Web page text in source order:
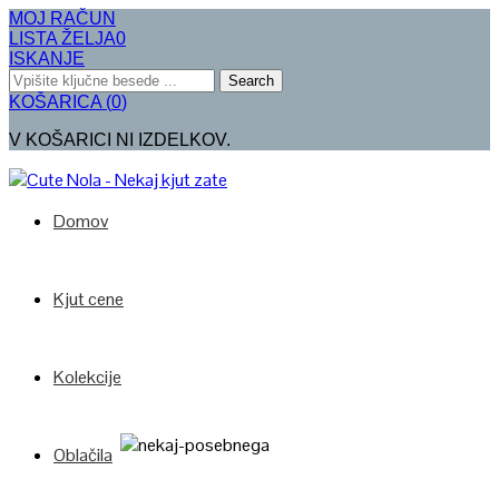
MOJ RAČUN
LISTA ŽELJA0
ISKANJE
Search
KOŠARICA (0)
V KOŠARICI NI IZDELKOV.
Domov
Kjut cene
Kolekcije
Oblačila